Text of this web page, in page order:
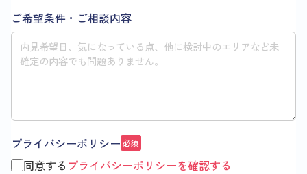
ご希望条件・ご相談内容
プライバシーポリシー 必須
同意する プライバシーポリシーを確認する